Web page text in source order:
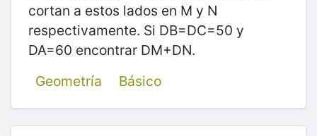
cortan a estos lados en M y N
respectivamente. Si DB=DC=50 y
DA=60 encontrar DM+DN.
Geometría
Básico